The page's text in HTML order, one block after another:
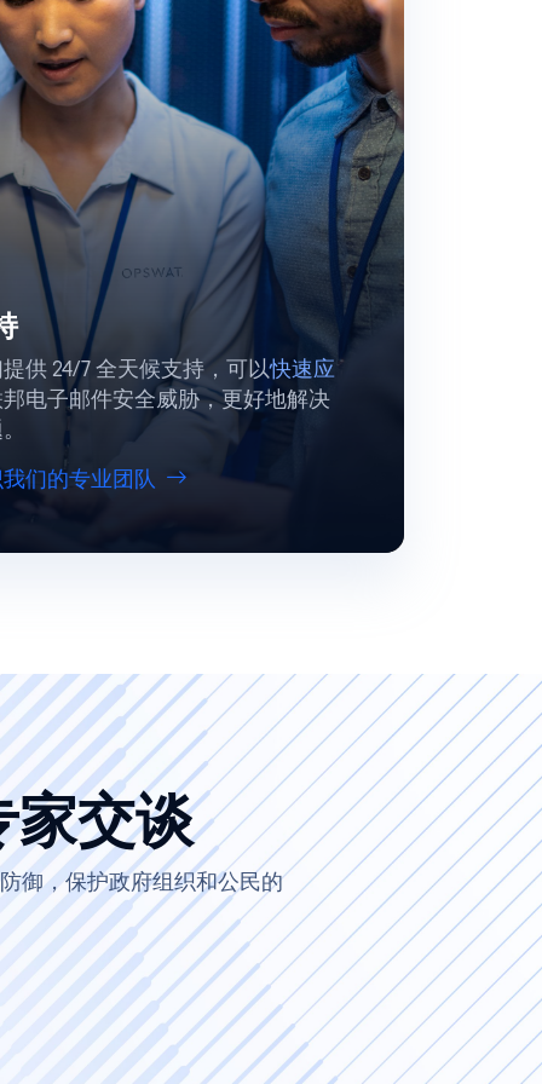
供 24/7 全天候支持，可以快速应
电子邮件安全威胁，更好地解决
们的专业团队
家交谈
防御，保护政府组织和公民的